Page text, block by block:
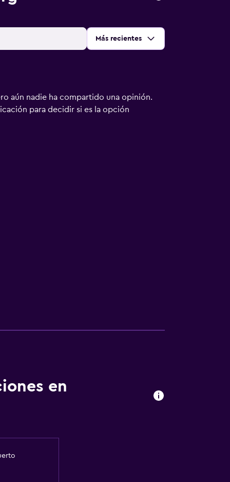
Ordenar por:
Más recientes
aún nadie ha compartido una opinión.
para decidir si es la opción
en